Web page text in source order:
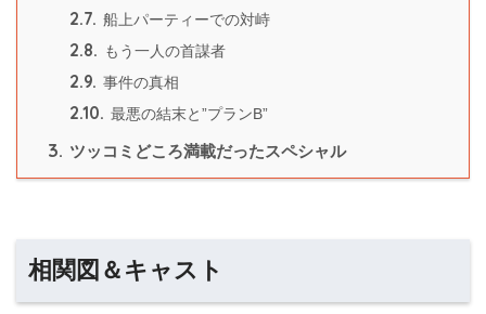
2.7. 船上パーティーでの対峙
2.8. もう一人の首謀者
2.9. 事件の真相
2.10. 最悪の結末と”プランB”
3. ツッコミどころ満載だったスペシャル
相関図＆キャスト